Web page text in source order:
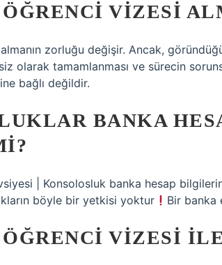
VIZESI
zorluğu değişir. Ancak,
olarak tamamlanması ve sürecin
bağlı değildir.
BANKA
| Konsolosluk banka hesap
böyle bir yetkisi yoktur
Bir banka
VIZESI